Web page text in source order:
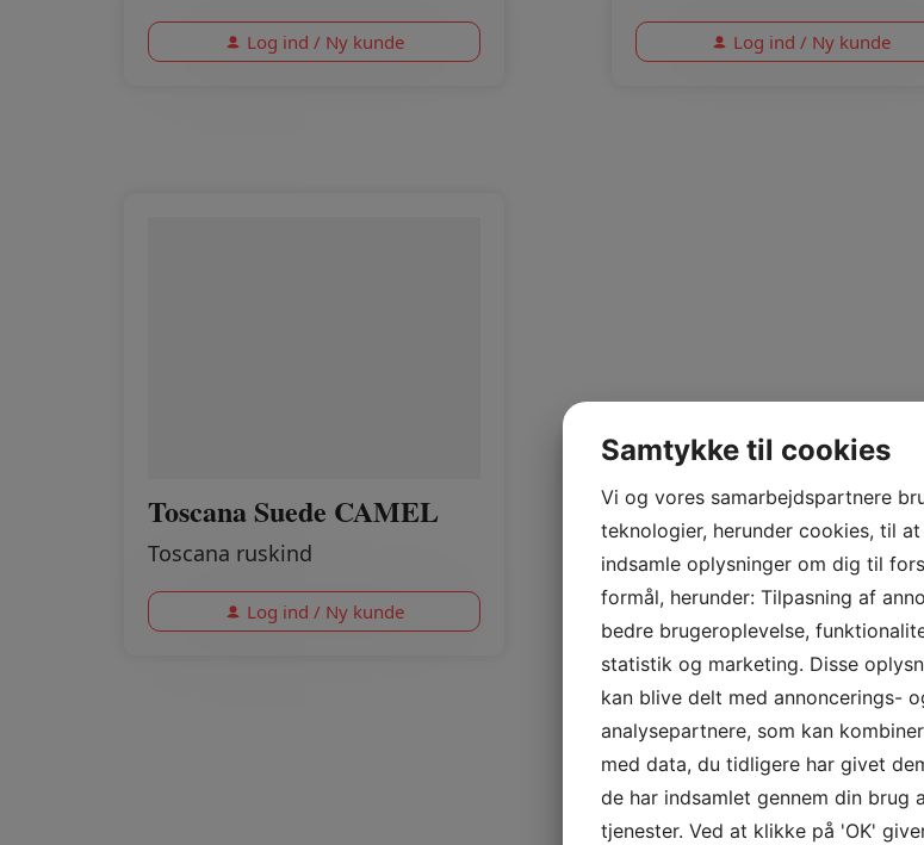
Log ind / Ny kunde Log ind / Ny kunde
Toscana Suede CAMEL
Toscana ruskind
Log ind / Ny kunde
Samtykke til cookies
Vi og vores samarbejdspartnere
teknologier, herunder cookies, til at
indsamle oplysninger om dig til
formål, herunder: Tilpasning af
bedre brugeroplevelse,
statistik og marketing. Disse
kan blive delt med annoncerings-
analysepartnere, som kan
med data, du tidligere har givet
de har indsamlet gennem din brug
tjenester. Ved at klikke på 'OK'